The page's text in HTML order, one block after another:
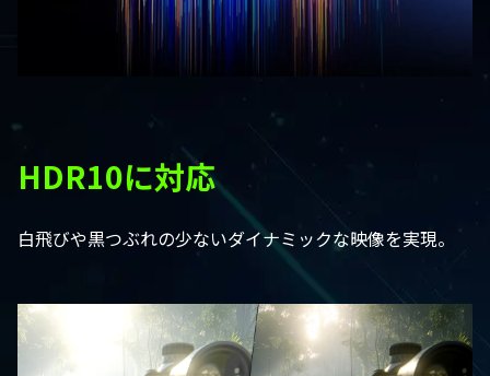
HDR10に対応
白飛びや黒つぶれの少ないダイナミックな映像を実現。